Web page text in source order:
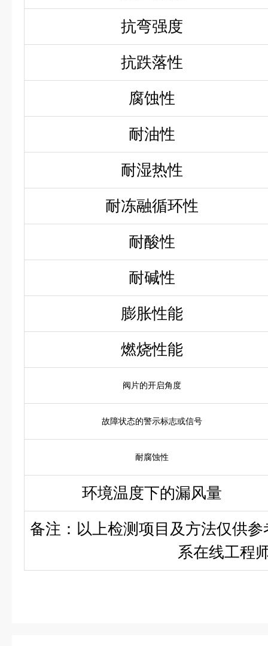
抗弯强度
抗跌落性
腐蚀性
耐油性
耐湿热性
耐冻融循环性
耐酸性
耐碱性
膨胀性能
燃烧性能
阀片的开启角度
故障状态的警示标志或信号
耐腐蚀性
环境温度下的漏风量
备注：以上检测项目及方法仅供
系在线工程